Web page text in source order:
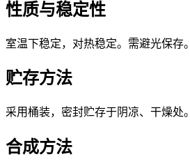
性质与稳定性
室温下稳定，对热稳定。需避光保存。
贮存方法
采用桶装，密封贮存于阴凉、干燥处。
合成方法